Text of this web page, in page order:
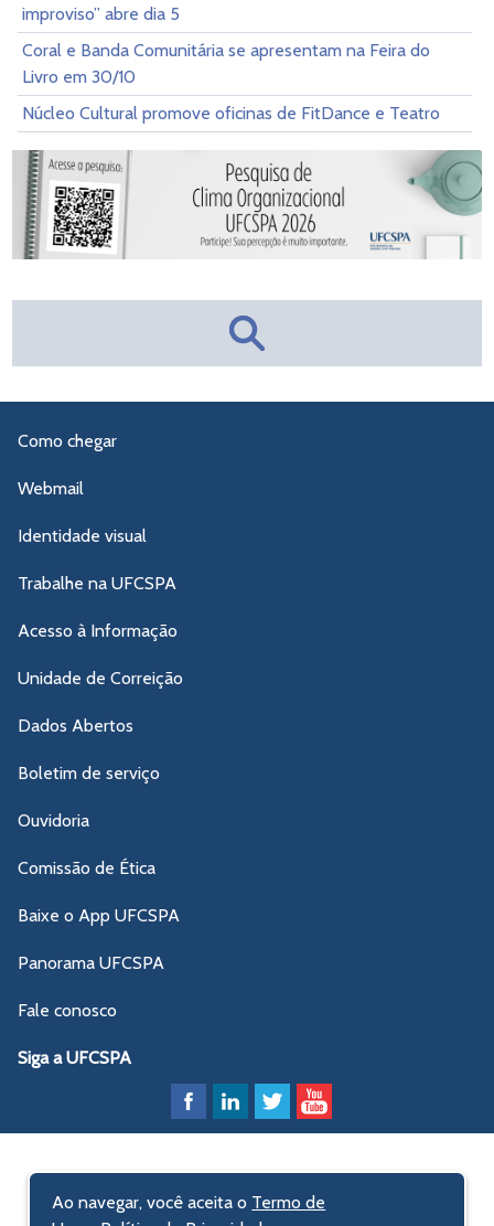
improviso” abre dia 5
Coral e Banda Comunitária se apresentam na Feira do
Livro em 30/10
Núcleo Cultural promove oficinas de FitDance e Teatro
Como chegar
Webmail
Identidade visual
Trabalhe na UFCSPA
Acesso à Informação
Unidade de Correição
Dados Abertos
Boletim de serviço
Ouvidoria
Comissão de Ética
Baixe o App UFCSPA
Panorama UFCSPA
Fale conosco
Siga a UFCSPA
Ao navegar, você aceita o Termo de